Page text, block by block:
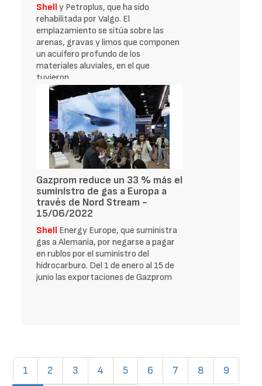
Shell y Petroplus, que ha sido
rehabilitada por Valgo. El
emplazamiento se sitúa sobre las
arenas, gravas y limos que componen
un acuífero profundo de los
materiales aluviales, en el que
tuvieron
Gazprom reduce un 33 % más el
suministro de gas a Europa a
través de Nord Stream -
15/06/2022
Shell Energy Europe, que suministra
gas a Alemania, por negarse a pagar
en rublos por el suministro del
hidrocarburo. Del 1 de enero al 15 de
junio las exportaciones de Gazprom
1 2 3 4 5 6 7 8 9